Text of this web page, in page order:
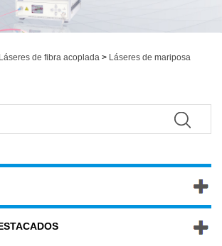
Láseres de fibra acoplada > Láseres de mariposa